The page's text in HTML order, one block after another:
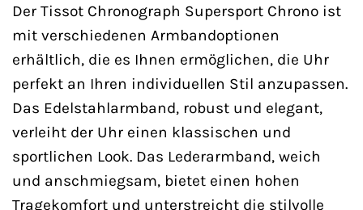
Der Tissot Chronograph Supersport Chrono ist
mit verschiedenen Armbandoptionen
erhältlich, die es Ihnen ermöglichen, die Uhr
perfekt an Ihren individuellen Stil anzupassen.
Das Edelstahlarmband, robust und elegant,
verleiht der Uhr einen klassischen und
sportlichen Look. Das Lederarmband, weich
und anschmiegsam, bietet einen hohen
Tragekomfort und unterstreicht die stilvolle